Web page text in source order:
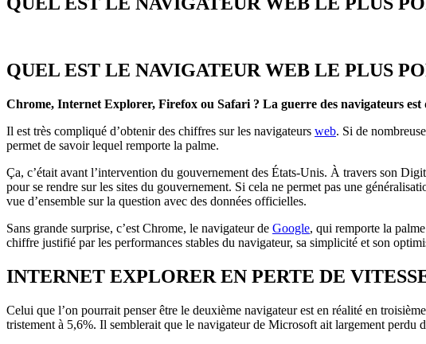
QUEL EST LE NAVIGATEUR WEB LE PLUS
Chrome, Internet Explorer, Firefox ou Safari ? La guerre des navigateurs est
Il est très compliqué d’obtenir des chiffres sur les navigateurs web. Si de
permet de savoir lequel remporte la palme.
Ça, c’était avant l’intervention du gouvernement des États-Unis. À travers son
pour se rendre sur les sites du gouvernement. Si cela ne permet pas une
vue d’ensemble sur la question avec des données officielles.
Sans grande surprise, c’est Chrome, le navigateur de Google, qui remporte la
chiffre justifié par les performances stables du navigateur, sa simplicité et son
INTERNET EXPLORER EN PERTE DE
Celui que l’on pourrait penser être le deuxième navigateur est en réalité en
tristement à 5,6%. Il semblerait que le navigateur de Microsoft ait largement perdu